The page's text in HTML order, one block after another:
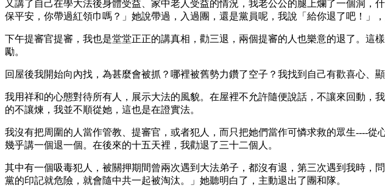
又講了自己在學大法後身體受益、家中老人受益的情況，我老公公的腿上爛了一個洞
保平安，你帶過紅領巾嗎？」她說帶過，入過團，還是黨員呢，我說「給你退了吧！」
下午提審官提審，我也是堂堂正正的講真相，勸三退，兩個提審的人也樂意的退了。
勵。
回屋後我開始向內找，為甚麼會被抓？哪裡被舊勢力鑽了空子？我找到自己有歡喜心、顯
我用祥和的心態對待所有人，展示大法的風貌。在屋裡不允許隨便說話，不讓來回動
的不讓煉，我並不順從她，這也是在證實法。
我沒有把周圍的人當作管教、提審官，或者犯人，而只把她們當作可憐求救的眾生----
幾乎講一個退一個。在後來的十五天裡，我勸退了三十二個人。
其中有一個吸毒犯人，被關押期間曾兩次遇到大法弟子，都沒有退，第三次遇到我時
黨的印記就危險，就會隨中共一起被淘汰。」她聽明白了，主動退出了團和隊。